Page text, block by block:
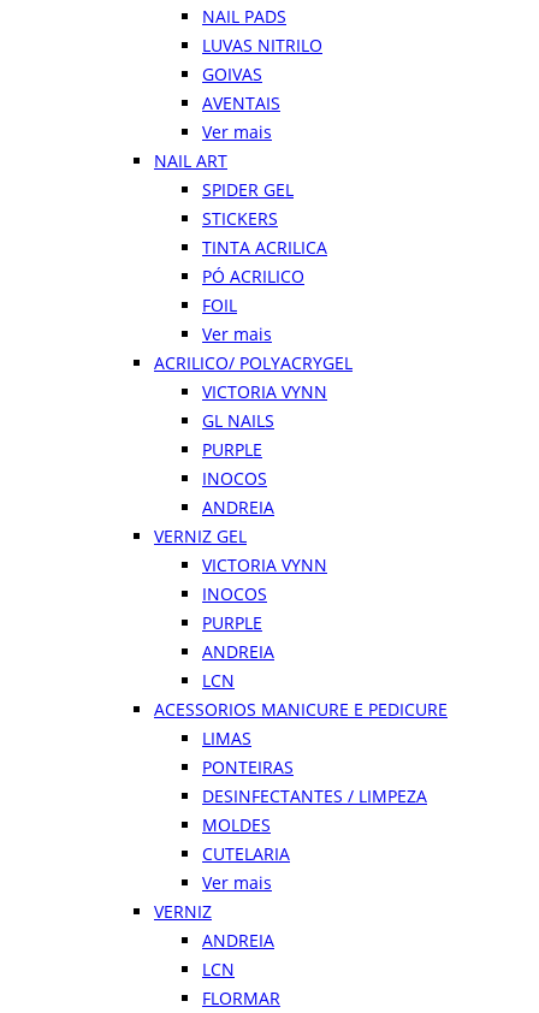
NAIL PADS
LUVAS NITRILO
GOIVAS
AVENTAIS
Ver mais
NAIL ART
SPIDER GEL
STICKERS
TINTA ACRILICA
PÓ ACRILICO
FOIL
Ver mais
ACRILICO/ POLYACRYGEL
VICTORIA VYNN
GL NAILS
PURPLE
INOCOS
ANDREIA
VERNIZ GEL
VICTORIA VYNN
INOCOS
PURPLE
ANDREIA
LCN
ACESSORIOS MANICURE E PEDICURE
LIMAS
PONTEIRAS
DESINFECTANTES / LIMPEZA
MOLDES
CUTELARIA
Ver mais
VERNIZ
ANDREIA
LCN
FLORMAR